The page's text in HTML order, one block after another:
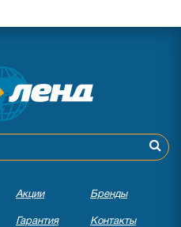
Акции Бренды
Гарантия Контакты